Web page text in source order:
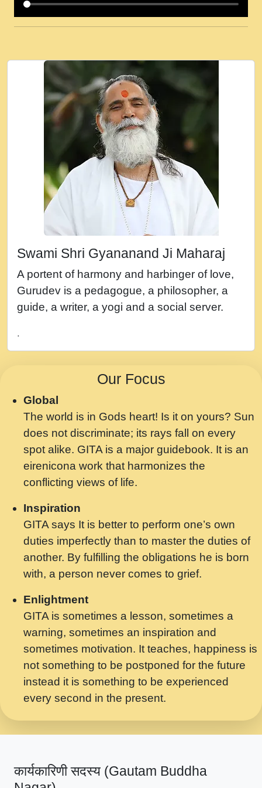
कई पकड क मर हथ र मह वदवन पहच दय! मह जन
Ki - Krishna Bhajan - New Bhajan 2020
#Ishwar Bhakti.mp3
जब से गीता ज्ञान पाया मैं बड़ी मस्ती में हूँ । 2018 -
Rishikesh - Ratan Ji Rasik.mp3
तन हल दल द सनव मड उतत सर रख क, नल रव त
गल लग जव त सर उतत हथ रख द!.mp3
तू कर प्रीतम से प्रीत, यूहीं दिन बीतते जाते हैं ।
2018 - Rishikesh - Swami Gyananand Ji
Maharaj.mp3
न म गवद गपल गद फर, पयर महन न रझद फर! shri
नह भरस रह लडडल... अपन खट करम क !!!! मह दद
सहर चरण क .....mp3
बगड नसब कसन सवर तर बगर Shri ravinandan
shastri ji maharaj.mp3
Chahe Ram Ho Chahe Shyam Ho.mp3
मझ अपन जवन बनन न आय, रठ हर क मनन न आय
Shri ravinandan shastri ji maharaj.mp3
मन अशांत मंत्र जाप - गीता प्रेरणा -Swami
Gyananand Ji Maharaj.mp3
मन बध लय परम वल कगन Special Shyam
Saawariya.mp3
मर गनय न अपरध लडडल शर रध.... Shri
ravinandan shastri ji maharaj.mp3
मेरे मन हरी का ध्यान लगा - भजन भाव - 2018 -
Rishikesh - Swami Gyananand Ji
Maharaj.mp3
यह हसरत तलब ह नकज कमर Yahi Hasraten
Talab Hai Bhav Pravah #bhajan.mp3
लडल ज बल ल क ज न लग Sadhvi Purnima Ji
7.9.2021 जवल नगर दलल #बसर.mp3
सख भ मझ पयर ह दख भ मझ पयर ह!छड म कस दत
सपरहट भजन 2021 - तर अखय ह जद भर बहर ज म
सपरहट शयम भजन - जय जय शयम जय जय शयम
Swami Shri Gyananand Ji Maharaj
A portent of harmony and harbinger of love,
Gurudev is a pedagogue, a philosopher, a
guide, a writer, a yogi and a social server.
.
Our Focus
Global
The world is in Gods heart! Is it on yours? Sun
does not discriminate; its rays fall on every
spot alike. GITA is a major guidebook. It is an
eirenicona work that harmonizes the
conflicting views of life.
Inspiration
GITA says It is better to perform one’s own
duties imperfectly than to master the duties of
another. By fulfilling the obligations he is born
with, a person never comes to grief.
Enlightment
GITA is sometimes a lesson, sometimes a
warning, sometimes an inspiration and
sometimes motivation. It teaches, happiness is
not something to be postponed for the future
instead it is something to be experienced
every second in the present.
कार्यकारिणी सदस्य (Gautam Buddha